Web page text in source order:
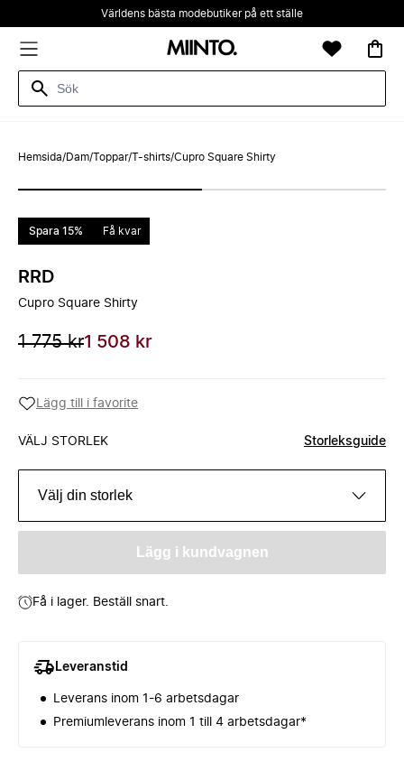
Världens bästa modebutiker på ett ställe
Hemsida/Dam/Toppar/T-shirts/Cupro Square Shirty
Spara 15% Få kvar
RRD
Cupro Square Shirty
1 775 kr1 508 kr
Lägg till i favorite
VÄLJ STORLEK Storleksguide
Välj din storlek
Lägg i kundvagnen
Få i lager. Beställ snart.
Leveranstid
Leverans inom 1-6 arbetsdagar
Premiumleverans inom 1 till 4 arbetsdagar*